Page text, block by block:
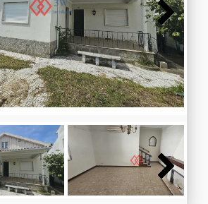
Next
Next